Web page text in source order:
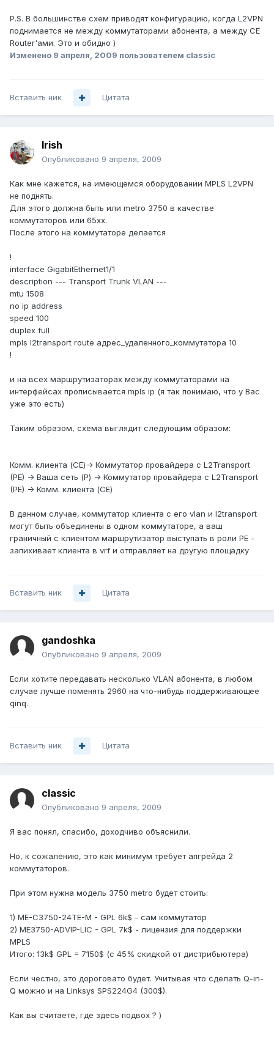
P.S. В большинстве схем приводят конфигурацию, когда L2VPN
поднимается не между коммутаторами абонента, а между CE
Router'ами. Это и обидно )
Изменено 9 апреля, 2009 пользователем classic
Вставить ник Цитата
Irish
Опубликовано 9 апреля, 2009
Как мне кажется, на имеющемся оборудовании MPLS L2VPN
не поднять.
Для этого должна быть или metro 3750 в качестве
коммутаторов или 65хх.
После этого на коммутаторе делается
!
interface GigabitEthernet1/1
description --- Transport Trunk VLAN ---
mtu 1508
no ip address
speed 100
duplex full
mpls l2transport route адрес_удаленного_коммутатора 10
!
и на всех маршрутизаторах между коммутаторами на
интерфейсах прописывается mpls ip (я так понимаю, что у Вас
уже это есть)
Таким образом, схема выглядит следующим образом:
Комм. клиента (CE)-> Коммутатор провайдера с L2Transport
(PE) -> Ваша сеть (Р) -> Коммутатор провайдера с L2Transport
(PE) -> Комм. клиента (CE)
В данном случае, коммутатор клиента с его vlan и l2transport
могут быть объединены в одном коммутаторе, а ваш
граничный с клиентом маршрутизатор выступать в роли PE -
запихивает клиента в vrf и отправляет на другую площадку
Вставить ник Цитата
gandoshka
Опубликовано 9 апреля, 2009
Если хотите передавать несколько VLAN абонента, в любом
случае лучше поменять 2960 на что-нибудь поддерживающее
qinq.
Вставить ник Цитата
classic
Опубликовано 9 апреля, 2009
Я вас понял, спасибо, доходчиво объяснили.
Но, к сожалению, это как минимум требует апгрейда 2
коммутаторов.
При этом нужна модель 3750 metro будет стоить:
1) ME-C3750-24TE-M - GPL 6k$ - сам коммутатор
2) ME3750-ADVIP-LIC - GPL 7k$ - лицензия для поддержки
MPLS
Итого: 13k$ GPL = 7150$ (с 45% скидкой от дистрибьютера)
Если честно, это дороговато будет. Учитывая что сделать Q-in-
Q можно и на Linksys SPS224G4 (300$).
Как вы считаете, где здесь подвох ? )